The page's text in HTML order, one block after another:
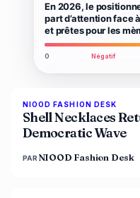
En 2026, le
part d’attention face
et prêtes pour les
0 Négatif
NIOOD FASHION DESK
Shell Necklaces
Democratic Wave
PAR NIOOD Fashion Desk